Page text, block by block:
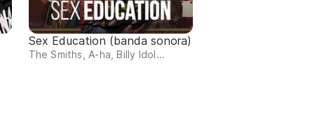
Sex Education (banda sonora)
The Smiths, A-ha, Billy Idol...